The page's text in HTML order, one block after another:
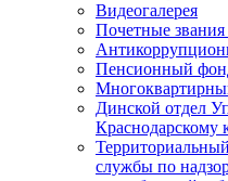
Видеогалерея
Почетные
Пенсионный
Динской отдел
Краснодарскому
службы по